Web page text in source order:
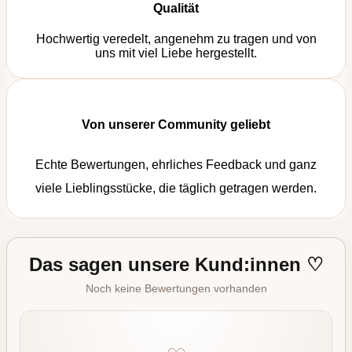
Qualität
Hochwertig veredelt, angenehm zu tragen und von
uns mit viel Liebe hergestellt.
Von unserer Community geliebt
Echte Bewertungen, ehrliches Feedback und ganz
viele Lieblingsstücke, die täglich getragen werden.
Das sagen unsere Kund:innen ♡
Noch keine Bewertungen vorhanden